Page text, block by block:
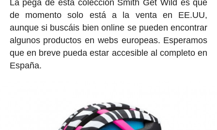
La pega de esta colección Smith Get Wild es que
de momento solo está a la venta en EE.UU,
aunque si buscáis bien online se pueden encontrar
algunos productos en webs europeas. Esperamos
que en breve pueda estar accesible al completo en
España.